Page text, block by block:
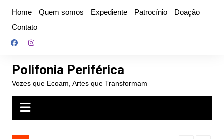
conteúdo
Home Quem somos Expediente Patrocínio
Doação
Contato
Polifonia Periférica
Vozes que Ecoam, Artes que Transformam